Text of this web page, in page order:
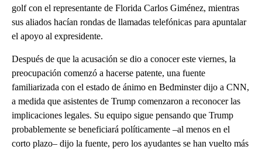
golf con el representante de Florida Carlos Giménez, mientras
sus aliados hacían rondas de llamadas telefónicas para apuntalar
el apoyo al expresidente.
Después de que la acusación se dio a conocer este viernes, la
preocupación comenzó a hacerse patente, una fuente
familiarizada con el estado de ánimo en Bedminster dijo a CNN,
a medida que asistentes de Trump comenzaron a reconocer las
implicaciones legales. Su equipo sigue pensando que Trump
probablemente se beneficiará políticamente –al menos en el
corto plazo– dijo la fuente, pero los ayudantes se han vuelto más